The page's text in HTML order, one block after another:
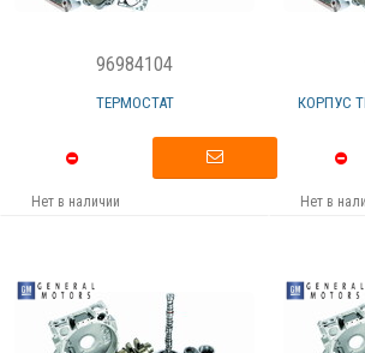
96984104
ТЕРМОСТАТ
Нет в наличии
КОРПУС
Нет в